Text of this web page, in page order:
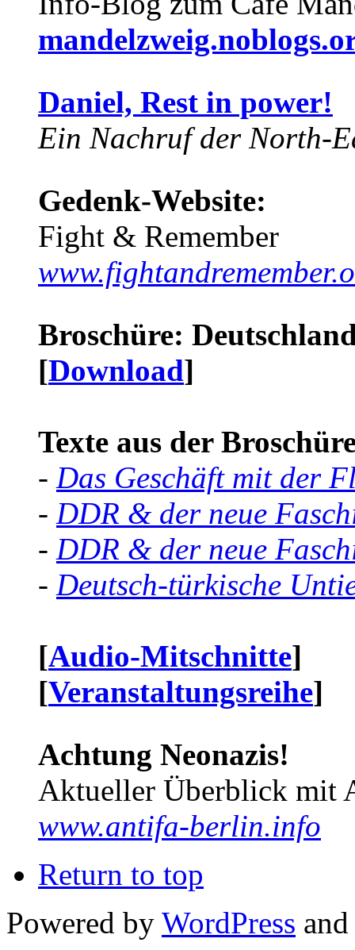
Daniel, Rest in power!
Ein Nachruf der North-
Gedenk-Website:
Fight & Remember
Broschüre:
[Download]
Texte aus der
- Das Geschäft mit der
- DDR & der neue
- DDR & der neue
- Deutsch-türkische
[Audio-Mitschnitte]
[Veranstaltungsreihe]
Achtung Neonazis!
Aktueller Überblick mit
www.antifa-berlin.info
Return to top
Powered by WordPress